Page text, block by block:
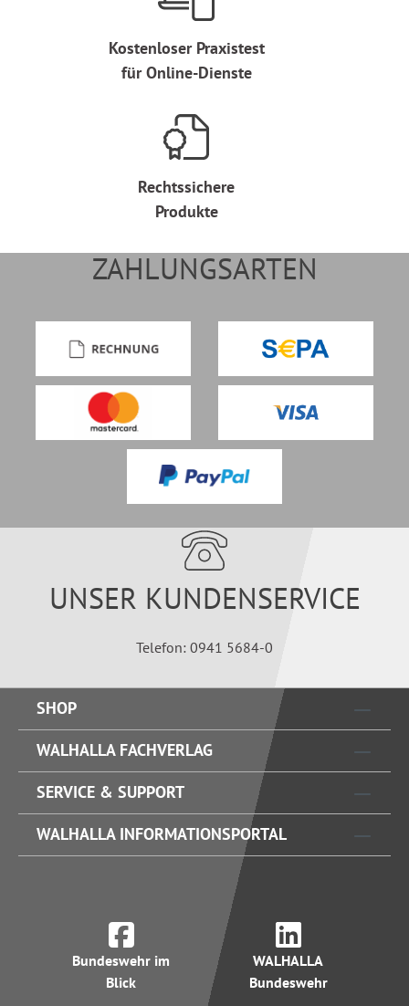
Kostenloser Praxistest
für Online-Dienste
Rechtssichere
Produkte
ZAHLUNGSARTEN
UNSER KUNDENSERVICE
Telefon: 0941 5684-0
SHOP
WALHALLA FACHVERLAG
SERVICE & SUPPORT
WALHALLA INFORMATIONSPORTAL
Bundeswehr im
Blick
WALHALLA
Bundeswehr